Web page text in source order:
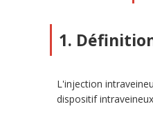
1.
L'injection
dispositif